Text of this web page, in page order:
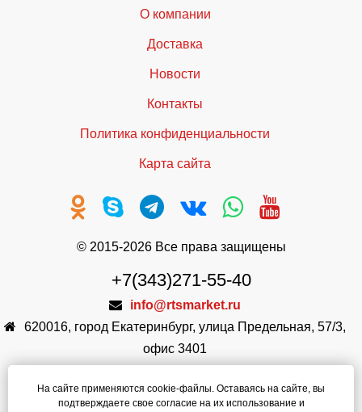
О компании
Доставка
Новости
Контакты
Политика конфиденциальности
Карта сайта
© 2015-2026 Все права защищены
+7(343)271-55-40
info@rtsmarket.ru
620016, город Екатеринбург, улица Предельная, 57/3,
офис 3401
ИНН: 6671002913
На сайте применяются cookie-файлы. Оставаясь на сайте, вы
подтверждаете свое согласие на их использование и